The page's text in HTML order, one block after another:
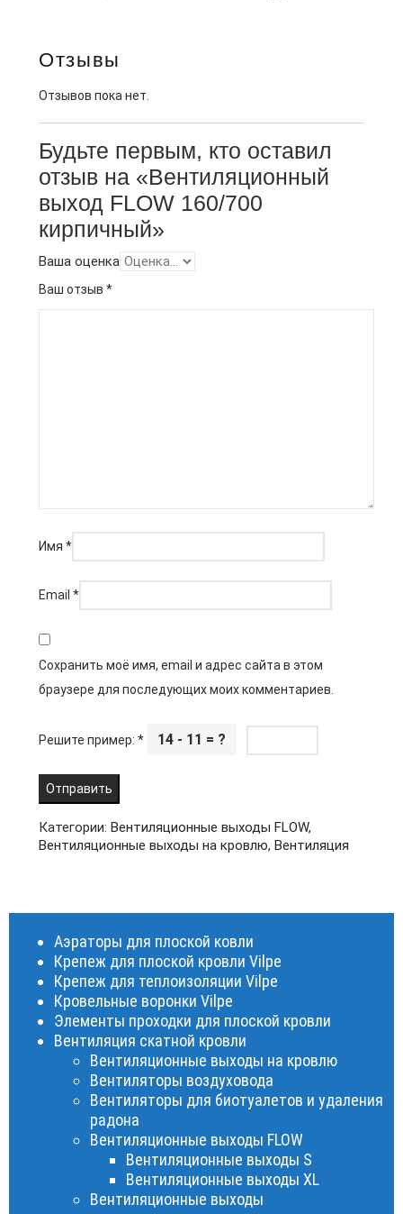
Отзывы
Отзывов пока нет.
Будьте первым, кто оставил
отзыв на «Вентиляционный
выход FLOW 160/700
кирпичный»
Ваша оценка
Ваш отзыв *
Имя *
Email *
Сохранить моё имя, email и адрес сайта в этом
браузере для последующих моих комментариев.
Решите пример: * 14 - 11 = ?
Категории: Вентиляционные выходы FLOW,
Вентиляционные выходы на кровлю, Вентиляция
Аэраторы для плоской ковли
Крепеж для плоской кровли Vilpe
Крепеж для теплоизоляции Vilpe
Кровельные воронки Vilpe
Элементы проходки для плоской кровли
Вентиляция скатной кровли
Вентиляционные выходы на кровлю
Вентиляторы воздуховода
Вентиляторы для биотуалетов и удаления
радона
Вентиляционные выходы FLOW
Вентиляционные выходы S
Вентиляционные выходы XL
Вентиляционные выходы